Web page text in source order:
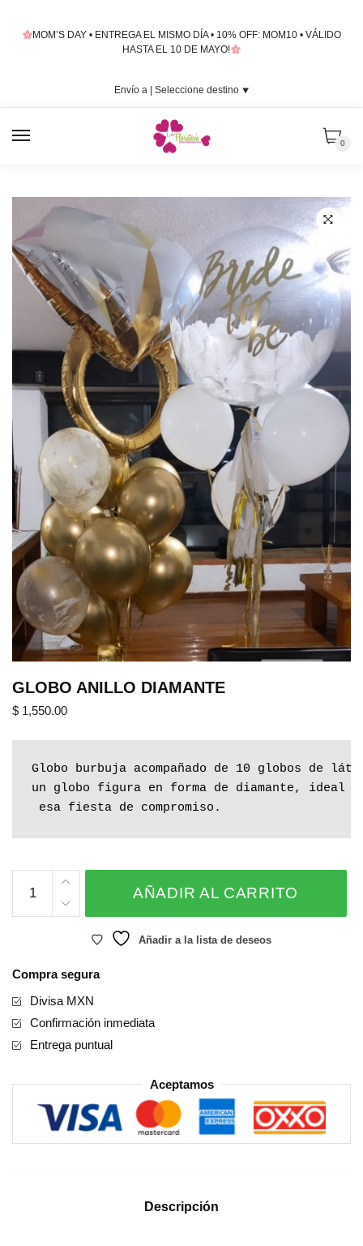
MOM’S DAY • ENTREGA EL MISMO DÍA • 10% OFF: MOM10 • VÁLIDO
HASTA EL 10 DE MAYO!
Envío a | Seleccione destino⯆
0
GLOBO ANILLO DIAMANTE
$ 1,550.00
Globo burbuja acompañado de 10 globos de
un globo figura en forma de diamante, ideal
esa fiesta de compromiso.
ANILLO
DIAMANTE
AÑADIR AL CARRITO
Añadir a la lista de deseos
Compra segura
Divisa MXN
Confirmación inmediata
Entrega puntual
Aceptamos
Descripción